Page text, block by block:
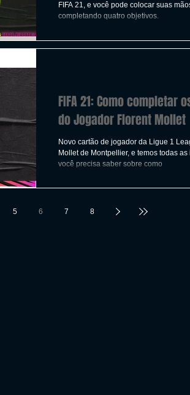
FIFA 21, e você pode colocar suas
completando quatro objetivos.
FIFA 21: Como completar
do Jogador Florent Mollet
Novo cartão de jogador da Ligue 1
Mollet de Montpellier, e temos todas as
você precisa saber sobre como
5 6 7 8